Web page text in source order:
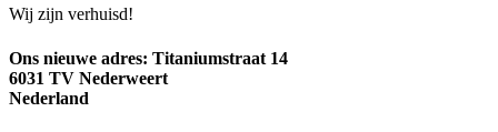
Wij zijn verhuisd!
Ons nieuwe adres: Titaniumstraat 14
6031 TV Nederweert
Nederland